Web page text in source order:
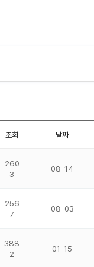
조회 날짜
260
3
08-14
256
7
08-03
388
2
01-15